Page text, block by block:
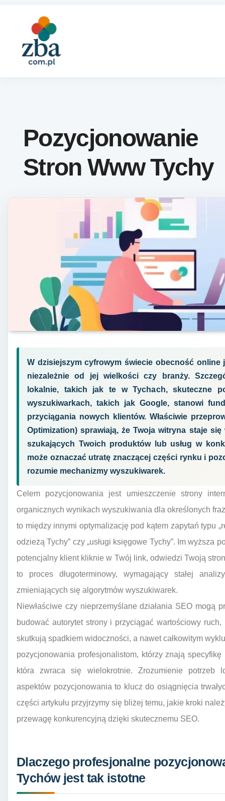
Pozycjonowanie
Stron Www Tychy
W dzisiejszym cyfrowym świecie obecność
niezależnie od jej wielkości czy branży.
lokalnie, takich jak te w Tychach, skuteczne
wyszukiwarkach, takich jak Google, stanowi
przyciągania nowych klientów. Właściwie
Optimization) sprawiają, że Twoja witryna staje
szukających Twoich produktów lub usług w
może oznaczać utratę znaczącej części rynku i
rozumie mechanizmy wyszukiwarek.
Celem pozycjonowania jest umieszczenie strony
organicznych wynikach wyszukiwania dla określonych
to między innymi optymalizację pod kątem zapytań typu
odzieżą Tychy” czy „usługi księgowe Tychy”. Im wyższa
potencjalny klient kliknie w Twój link, odwiedzi Twoją
to proces długoterminowy, wymagający stałej
zmieniających się algorytmów wyszukiwarek.
Niewłaściwe czy nieprzemyślane działania SEO mogą
budować autorytet strony i przyciągać wartościowy
skutkują spadkiem widoczności, a nawet całkowitym
pozycjonowania profesjonalistom, którzy znają
która zwraca się wielokrotnie. Zrozumienie potrzeb
aspektów pozycjonowania to klucz do osiągnięcia
części artykułu przyjrzymy się bliżej temu, jakie kroki
przewagę konkurencyjną dzięki skutecznemu SEO.
Dlaczego profesjonalne
Tychów jest tak istotne